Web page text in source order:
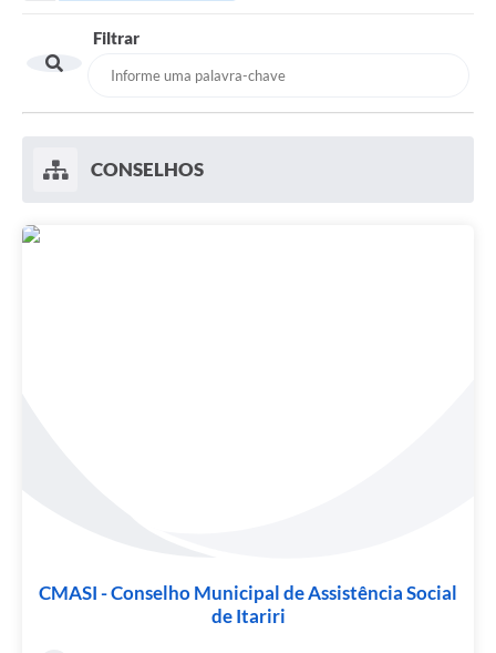
Filtrar
CONSELHOS
CMASI - Conselho Municipal de Assistência Social
de Itariri